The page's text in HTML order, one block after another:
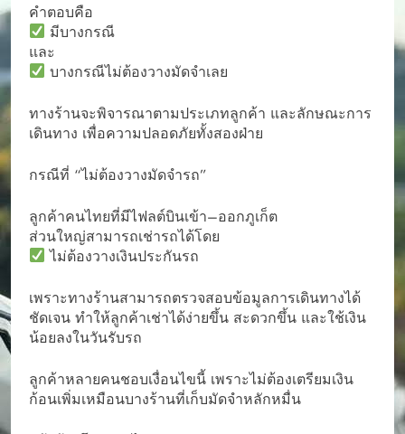
คำตอบคือ
มีบางกรณี
และ
บางกรณีไม่ต้องวางมัดจำเลย
ทางร้านจะพิจารณาตามประเภทลูกค้า และลักษณะการ
เดินทาง เพื่อความปลอดภัยทั้งสองฝ่าย
กรณีที่ “ไม่ต้องวางมัดจำรถ”
ลูกค้าคนไทยที่มีไฟลต์บินเข้า–ออกภูเก็ต
ส่วนใหญ่สามารถเช่ารถได้โดย
ไม่ต้องวางเงินประกันรถ
เพราะทางร้านสามารถตรวจสอบข้อมูลการเดินทางได้
ชัดเจน ทำให้ลูกค้าเช่าได้ง่ายขึ้น สะดวกขึ้น และใช้เงิน
น้อยลงในวันรับรถ
ลูกค้าหลายคนชอบเงื่อนไขนี้ เพราะไม่ต้องเตรียมเงิน
ก้อนเพิ่มเหมือนบางร้านที่เก็บมัดจำหลักหมื่น